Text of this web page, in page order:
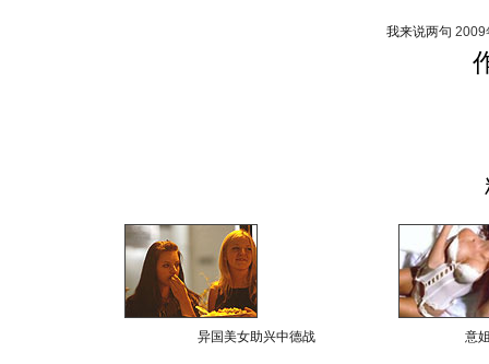
我来说两句 2009
异国美女助兴中德战 意